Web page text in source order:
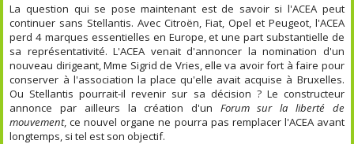
La question qui se pose maintenant est de savoir si l'ACEA peut
continuer sans Stellantis. Avec Citroën, Fiat, Opel et Peugeot, l'ACEA
perd 4 marques essentielles en Europe, et une part substantielle de
sa représentativité. L'ACEA venait d'annoncer la nomination d'un
nouveau dirigeant, Mme Sigrid de Vries, elle va avoir fort à faire pour
conserver à l'association la place qu'elle avait acquise à Bruxelles.
Ou Stellantis pourrait-il revenir sur sa décision ? Le constructeur
annonce par ailleurs la création d'un Forum sur la liberté de
mouvement, ce nouvel organe ne pourra pas remplacer l'ACEA avant
longtemps, si tel est son objectif.